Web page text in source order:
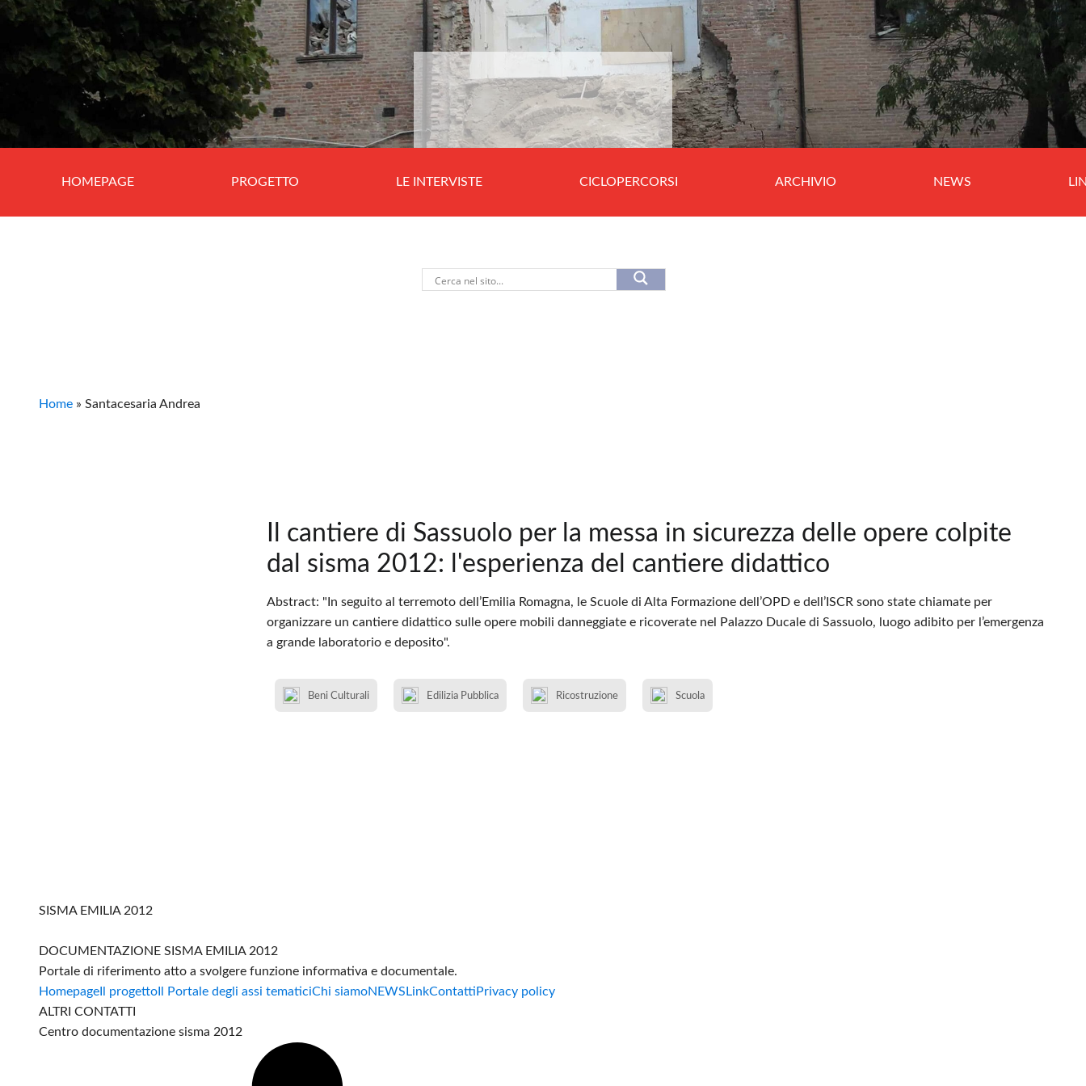
HOMEPAGE PROGETTO LE INTERVISTE CICLOPERCORSI ARCHIVIO NEWS
Home » Santacesaria Andrea
Il cantiere di Sassuolo per la messa in sicurezza delle opere colpite
dal sisma 2012: l'esperienza del cantiere didattico
Abstract: "In seguito al terremoto dell’Emilia Romagna, le Scuole di Alta Formazione dell’OPD e dell’ISCR sono state chiamate per
organizzare un cantiere didattico sulle opere mobili danneggiate e ricoverate nel Palazzo Ducale di Sassuolo, luogo adibito per l’emergenza
a grande laboratorio e deposito".
Beni Culturali Edilizia Pubblica Ricostruzione Scuola
SISMA EMILIA 2012
DOCUMENTAZIONE SISMA EMILIA 2012
Portale di riferimento atto a svolgere funzione informativa e documentale.
Homepage Il progetto Il Portale degli assi tematiciChi siamoNEWS LinkContatti Privacy policy
ALTRI CONTATTI
Centro documentazione sisma 2012